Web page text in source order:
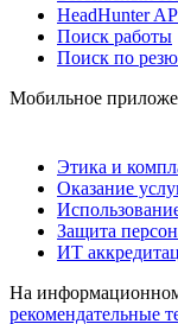
HeadHunter
Поиск работы
Поиск по
Мобильное
Этика и
Оказание
Защита
ИТ
На
рекомендательные